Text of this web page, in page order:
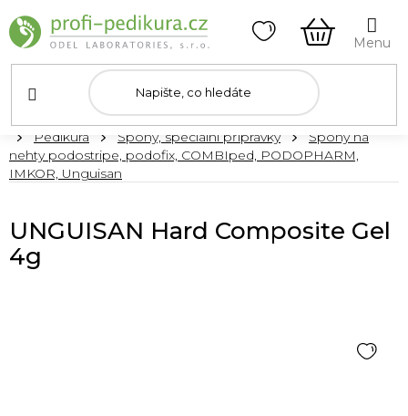
na
obsah
NÁKUPNÍ
KOŠÍK
DomůPedikúra Špony, speciální přípravky
Špony na
nehty podostripe, podofix, COMBIped, PODOPHARM,
IMKOR, Unguisan
UNGUISAN Hard Composite Gel
4g